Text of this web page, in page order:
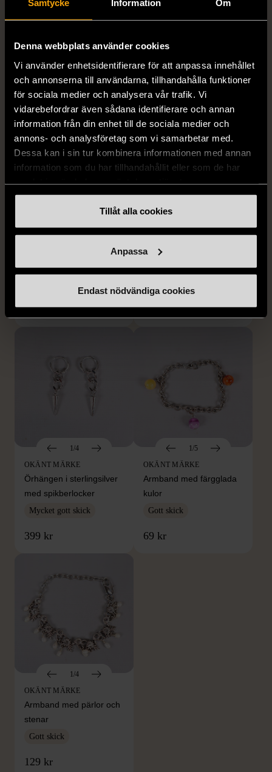
Samtycke Information Om
Denna webbplats använder cookies
Vi använder enhetsidentifierare för att anpassa innehållet
och annonserna till användarna, tillhandahålla funktioner
för sociala medier och analysera vår trafik. Vi
vidarebefordrar även sådana identifierare och annan
information från din enhet till de sociala medier och
annons- och analysföretag som vi samarbetar med.
Dessa kan i sin tur kombinera informationen med annan
information som du har tillhandahållit eller som de har
Tillåt alla cookies
Anpassa
Endast nödvändiga cookies
Mycket gott skick
999 kr
Dobber - Beige byxor
läderimitation
179 kr
KumKum Ring i
sterlingsilver med svarta
stenar
399 kr
1/4
OKÄNT MÄRKE
Örhängen i sterlingsilver
med spikberlocker
Mycket gott skick
399 kr
1/5
OKÄNT MÄRKE
Armband med färgglada
kulor
Gott skick
69 kr
1/4
OKÄNT MÄRKE
Armband med pärlor och
stenar
Gott skick
129 kr
FRÅN SAMMA VARUMÄRKE